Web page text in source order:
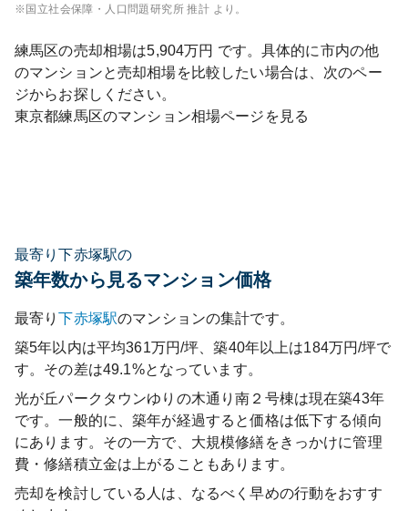
※国立社会保障・人口問題研究所 推計 より。
練馬区の売却相場は5,904万円 です。具体的に市内の他
のマンションと売却相場を比較したい場合は、次のペー
ジからお探しください。
東京都練馬区のマンション相場ページを見る
最寄り下赤塚駅の
築年数から見るマンション価格
最寄り下赤塚駅のマンションの集計です。
築5年以内は平均361万円/坪、築40年以上は184万円/坪で
す。その差は49.1%となっています。
光が丘パークタウンゆりの木通り南２号棟は現在築43年
です。一般的に、築年が経過すると価格は低下する傾向
にあります。その一方で、大規模修繕をきっかけに管理
費・修繕積立金は上がることもあります。
売却を検討している人は、なるべく早めの行動をおすす